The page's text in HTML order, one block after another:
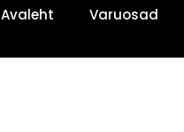
Avaleht Varuosad